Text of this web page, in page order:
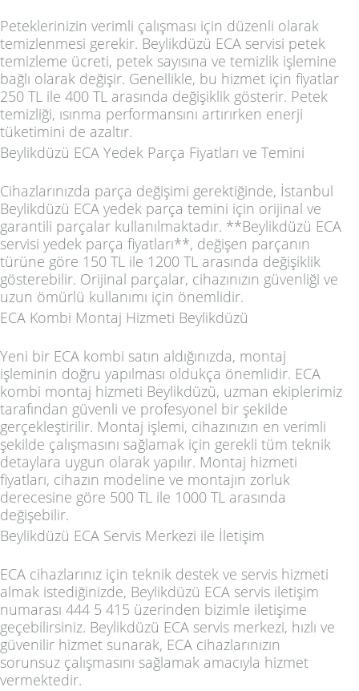
Peteklerinizin verimli çalışması için düzenli olarak
temizlenmesi gerekir. Beylikdüzü ECA servisi petek
temizleme ücreti, petek sayısına ve temizlik işlemine
bağlı olarak değişir. Genellikle, bu hizmet için fiyatlar
250 TL ile 400 TL arasında değişiklik gösterir. Petek
temizliği, ısınma performansını artırırken enerji
tüketimini de azaltır.
Beylikdüzü ECA Yedek Parça Fiyatları ve Temini
Cihazlarınızda parça değişimi gerektiğinde, İstanbul
Beylikdüzü ECA yedek parça temini için orijinal ve
garantili parçalar kullanılmaktadır. **Beylikdüzü ECA
servisi yedek parça fiyatları**, değişen parçanın
türüne göre 150 TL ile 1200 TL arasında değişiklik
gösterebilir. Orijinal parçalar, cihazınızın güvenliği ve
uzun ömürlü kullanımı için önemlidir.
ECA Kombi Montaj Hizmeti Beylikdüzü
Yeni bir ECA kombi satın aldığınızda, montaj
işleminin doğru yapılması oldukça önemlidir. ECA
kombi montaj hizmeti Beylikdüzü, uzman ekiplerimiz
tarafından güvenli ve profesyonel bir şekilde
gerçekleştirilir. Montaj işlemi, cihazınızın en verimli
şekilde çalışmasını sağlamak için gerekli tüm teknik
detaylara uygun olarak yapılır. Montaj hizmeti
fiyatları, cihazın modeline ve montajın zorluk
derecesine göre 500 TL ile 1000 TL arasında
değişebilir.
Beylikdüzü ECA Servis Merkezi ile İletişim
ECA cihazlarınız için teknik destek ve servis hizmeti
almak istediğinizde, Beylikdüzü ECA servis iletişim
numarası 444 5 415 üzerinden bizimle iletişime
geçebilirsiniz. Beylikdüzü ECA servis merkezi, hızlı ve
güvenilir hizmet sunarak, ECA cihazlarınızın
sorunsuz çalışmasını sağlamak amacıyla hizmet
vermektedir.